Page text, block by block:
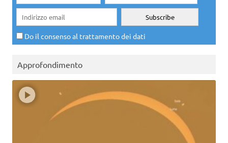
Do il consenso al trattamento dei dati
Approfondimento